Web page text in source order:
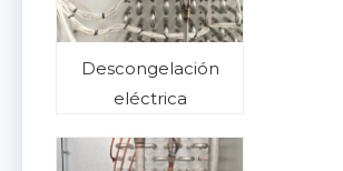
Descongelación
eléctrica